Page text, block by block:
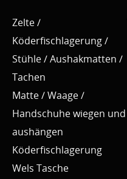
Zelte /
Köderfischlagerung /
Stühle / Aushakmatten /
Tachen
Matte / Waage /
Handschuhe wiegen und
aushängen
Köderfischlagerung
Wels Tasche